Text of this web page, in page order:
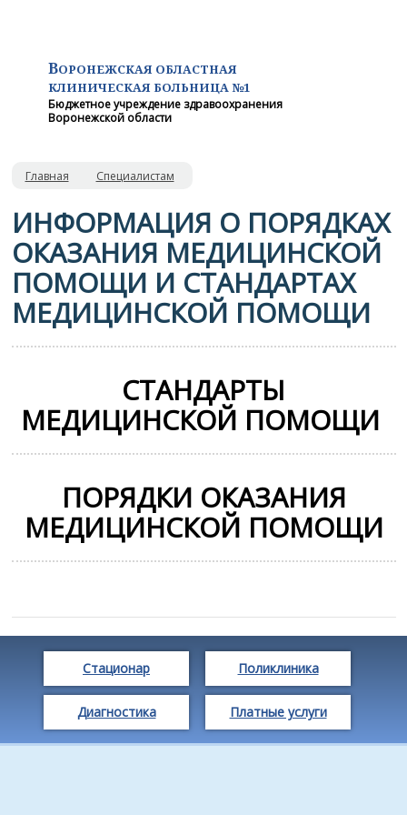
ВОРОНЕЖСКАЯ ОБЛАСТНАЯ
КЛИНИЧЕСКАЯ БОЛЬНИЦА №1
Бюджетное учреждение здравоохранения
Воронежской области
Главная Специалистам
ИНФОРМАЦИЯ О ПОРЯДКАХ
ОКАЗАНИЯ МЕДИЦИНСКОЙ
ПОМОЩИ И СТАНДАРТАХ
МЕДИЦИНСКОЙ ПОМОЩИ
СТАНДАРТЫ
МЕДИЦИНСКОЙ ПОМОЩИ
ПОРЯДКИ ОКАЗАНИЯ
МЕДИЦИНСКОЙ ПОМОЩИ
Стационар Поликлиника
Диагностика Платные услуги